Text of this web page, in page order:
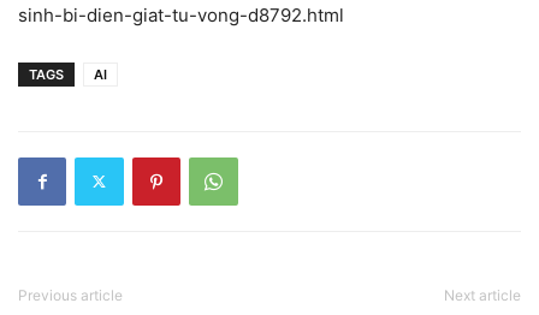
sinh-bi-dien-giat-tu-vong-d8792.html
TAGS AI
Previous article Next article